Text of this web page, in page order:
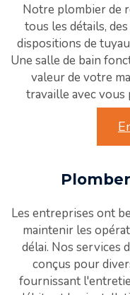
Notre plombier de
tous les détails,
dispositions de
Une salle de bain
valeur de votre
travaille avec
Les entreprises ont
maintenir les
délai. Nos services
conçus pour
fournissant